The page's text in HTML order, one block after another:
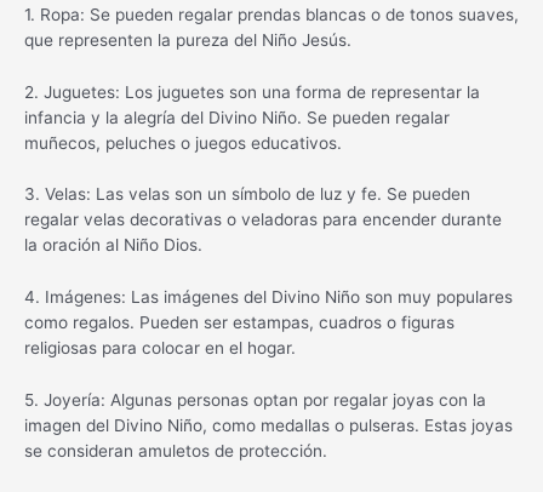
1. Ropa: Se pueden regalar prendas blancas o de tonos suaves,
que representen la pureza del Niño Jesús.
2. Juguetes: Los juguetes son una forma de representar la
infancia y la alegría del Divino Niño. Se pueden regalar
muñecos, peluches o juegos educativos.
3. Velas: Las velas son un símbolo de luz y fe. Se pueden
regalar velas decorativas o veladoras para encender durante
la oración al Niño Dios.
4. Imágenes: Las imágenes del Divino Niño son muy populares
como regalos. Pueden ser estampas, cuadros o figuras
religiosas para colocar en el hogar.
5. Joyería: Algunas personas optan por regalar joyas con la
imagen del Divino Niño, como medallas o pulseras. Estas joyas
se consideran amuletos de protección.